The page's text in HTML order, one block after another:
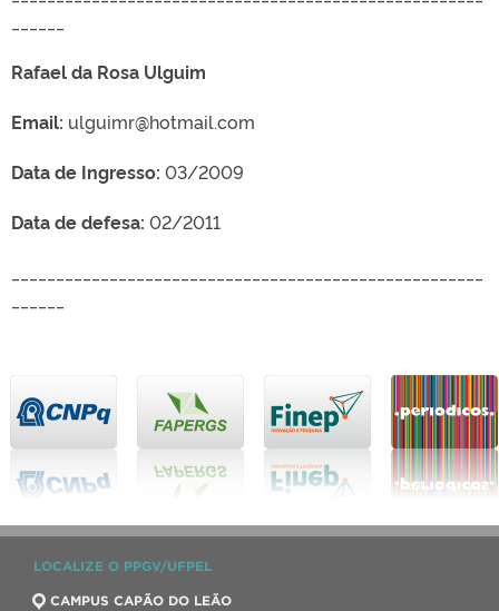
Rafael da Rosa Ulguim
Email: ulguimr@hotmail.com
Data de Ingresso: 03/2009
Data de defesa: 02/2011
LOCALIZE O PPGV/UFPEL
CAMPUS CAPÃO DO LEÃO